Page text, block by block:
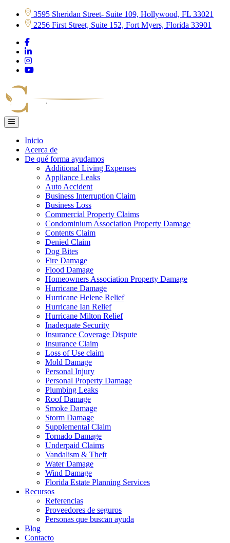
Skip
3595 Sheridan Street- Suite 109, Hollywood, FL 33021
2256 First Street, Suite 152, Fort Myers, Florida 33901
Inicio
Acerca de
De qué forma ayudamos
Additional Living Expenses
Appliance Leaks
Auto Accident
Business Interruption Claim
Business Loss
Commercial Property Claims
Condominium Association Property Damage
Contents Claim
Denied Claim
Dog Bites
Fire Damage
Flood Damage
Homeowners Association Property Damage
Hurricane Damage
Hurricane Helene Relief
Hurricane Ian Relief
Hurricane Milton Relief
Inadequate Security
Insurance Coverage Dispute
Insurance Claim
Loss of Use claim
Mold Damage
Personal Injury
Personal Property Damage
Plumbing Leaks
Roof Damage
Smoke Damage
Storm Damage
Supplemental Claim
Tornado Damage
Underpaid Claims
Vandalism & Theft
Water Damage
Wind Damage
Florida Estate Planning Services
Recursos
Referencias
Proveedores de seguros
Personas que buscan ayuda
Blog
Contacto